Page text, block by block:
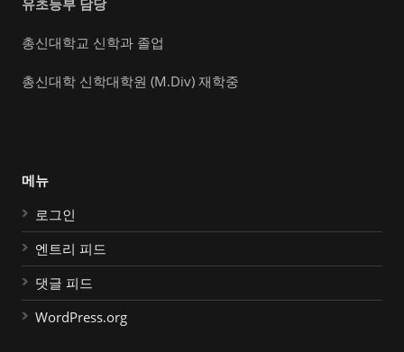
유초등부 담당
총신대학교 신학과 졸업
총신대학 신학대학원 (M.Div) 재학중
메뉴
로그인
엔트리 피드
댓글 피드
WordPress.org